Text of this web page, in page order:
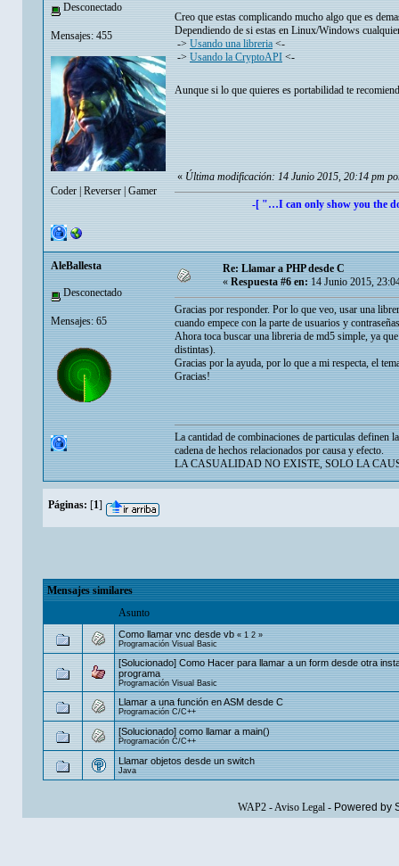
Desconectado
Mensajes: 455
Coder | Reverser | Gamer
Creo que estas complicando mucho algo que es
Dependiendo de si estas en Linux/Windows
-> Usando una libreria<-
-> Usando la CryptoAPI <-
Aunque si lo que quieres es portabilidad te
« Última modificación: 14 Junio 2015, 20:14 pm
-[ "…I can only show you the
AleBallesta
Desconectado
Mensajes: 65
Re: Llamar a PHP desde C
«Respuesta #6 en:14 Junio 2015,
Gracias por responder. Por lo que veo, usar una
cuando empece con la parte de usuarios y
Ahora toca buscar una libreria de md5 simple, ya
distintas).
Gracias por la ayuda, por lo que a mi respecta, el
Gracias!
La cantidad de combinaciones de particulas definen
cadena de hechos relacionados por causa y efecto.
LA CASUALIDAD NO EXISTE, SOLO LA
Páginas: [1]
Mensajes similares
Asunto
Como llamar vnc desde vb «1 2»
Programación Visual Basic
[Solucionado] Como Hacer para llamar a un form desde otra
programa
Programación Visual Basic
Llamar a una función en ASM desde C
Programación C/C++
[Solucionado] como llamar a main()
Programación C/C++
Llamar objetos desde un switch
Java
WAP2-Aviso Legal- Powered by